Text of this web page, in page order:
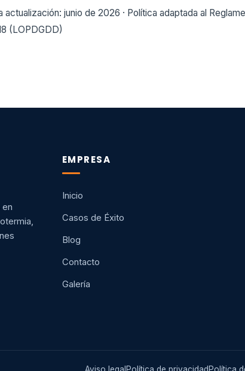
actualización: junio de 2026 · Política adaptada al
(LOPDGDD)
en
EMPRESA
Inicio
Casos de Éxito
Blog
Contacto
Galería
Aviso legal Política de privacidad Política